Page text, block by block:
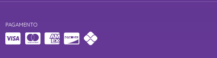
PAGAMENTO